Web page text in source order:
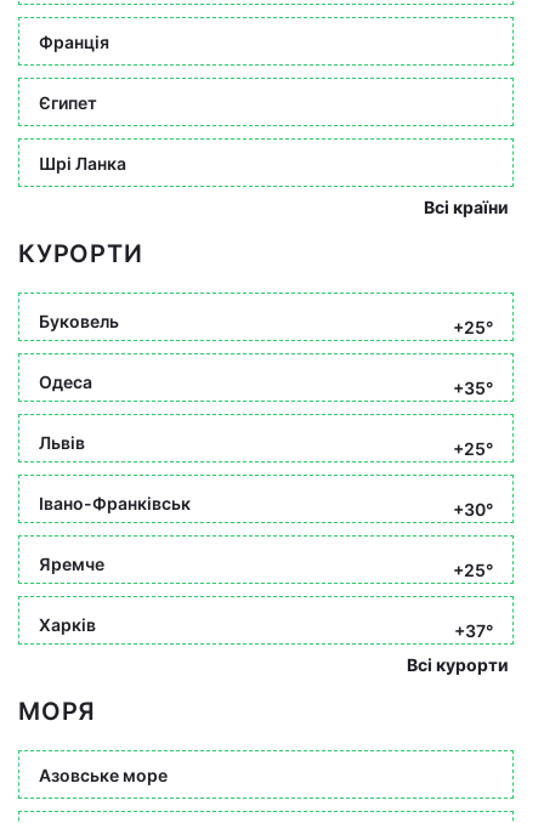
Франція
Єгипет
Шрі Ланка
Всі країни
КУРОРТИ
Буковель +25°
Одеса +35°
Львів +25°
Івано-Франківськ +30°
Яремче +25°
Харків
+37°
Всі курорти
МОРЯ
Азовське море